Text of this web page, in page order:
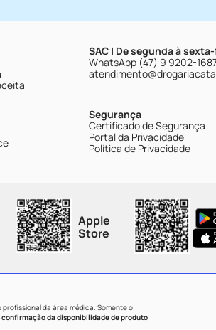
SAC | De segunda à
WhatsApp (47) 9 9202-
Segurança
Certificado de Segurança
Portal da Privacidade
Política de Privacidade
Apple
Store
da área médica. Somente o
da disponibilidade de produto